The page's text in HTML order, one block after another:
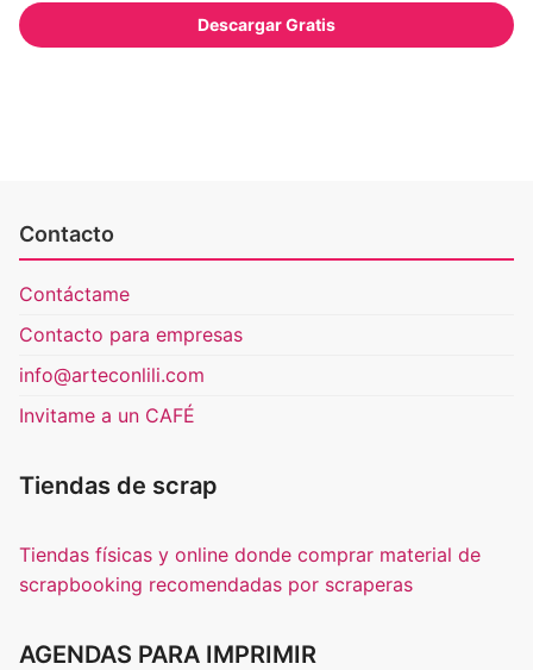
Descargar Gratis
Contacto
Contáctame
Contacto para empresas
info@arteconlili.com
Invitame a un CAFÉ
Tiendas de scrap
Tiendas físicas y online donde comprar material de
scrapbooking recomendadas por scraperas
AGENDAS PARA IMPRIMIR